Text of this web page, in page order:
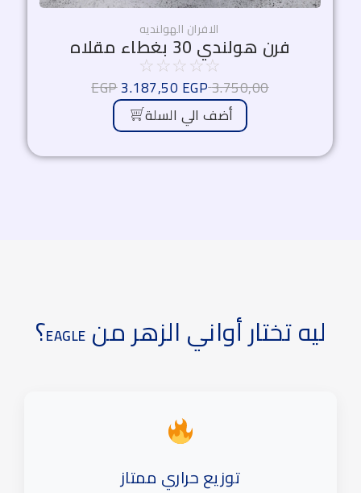
الافران الهولنديه
فرن هولندي 30 بغطاء مقلاه
☆
☆
☆
3.750,00
EGP3.187,50EGP
أضف الي السلة
تختار أواني الزهر من EAGLE ؟
توزيع حراري ممتاز